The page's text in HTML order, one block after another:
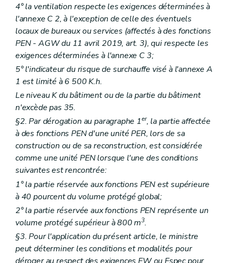
4° la ventilation respecte les exigences déterminées à
l'annexe C 2, à l'exception de celle des éventuels
locaux de bureaux ou services (affectés à des fonctions
PEN - AGW du 11 avril 2019, art. 3), qui respecte les
exigences déterminées à l'annexe C 3;
5° l'indicateur du risque de surchauffe visé à l'annexe A
1 est limité à 6 500 K.h.
Le niveau K du bâtiment ou de la partie du bâtiment
n'excède pas 35.
§2. Par dérogation au paragraphe 1er, la partie affectée
à des fonctions PEN d'une unité PER, lors de sa
construction ou de sa reconstruction, est considérée
comme une unité PEN lorsque l'une des conditions
suivantes est rencontrée:
1° la partie réservée aux fonctions PEN est supérieure
à 40 pourcent du volume protégé global;
2° la partie réservée aux fonctions PEN représente un
volume protégé supérieur à 800 m3.
§3. Pour l'application du présent article, le ministre
peut déterminer les conditions et modalités pour